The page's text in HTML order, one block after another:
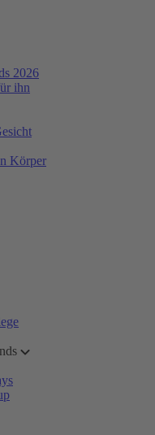
2026
ihn
Körper